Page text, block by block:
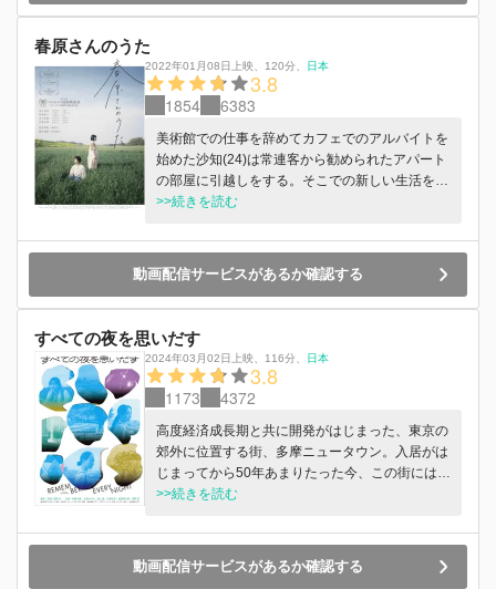
春原さんのうた
2022年01月08日上映 120分 日本
3.8
1854 6383
美術館での仕事を辞めてカフェでのアルバイトを
始めた沙知(24)は常連客から勧められたアパート
の部屋に引越しをする。そこでの新しい生活を始
めた沙知だったが、心にはもう会うことの叶わな
>>続きを読む
動画配信サービスがあるか確認する
すべての夜を思いだす
2024年03月02日上映 116分 日本
3.8
1173 4372
高度経済成長期と共に開発がはじまった、東京の
郊外に位置する街、多摩ニュータウン。入居がは
じまってから50年あまりたった今、この街には静
かだけれど豊かな時間が流れている。春のある日
は、友人から届いた引っ越しハガキを頼りに、ニ
ュータウンの入り組んだ道を歩きはじめる。ガス
検針員の早苗（大場みなみ）は、早朝から行方知
>>続きを読む
動画配信サービスがあるか確認する